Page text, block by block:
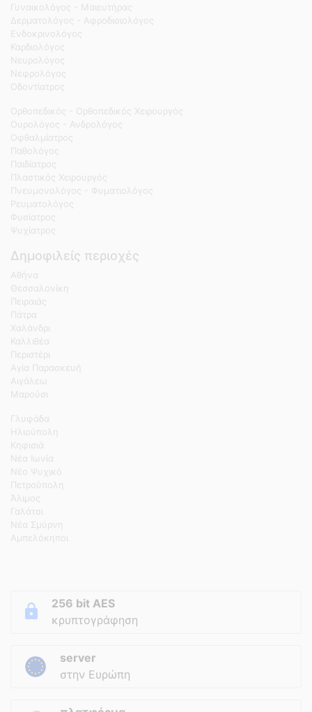
Γυναικολόγος - Μαιευτήρας
Δερματολόγος - Αφροδισιολόγος
Ενδοκρινολόγος
Καρδιολόγος
Νευρολόγος
Νεφρολόγος
Οδοντίατρος
Ορθοπεδικός - Ορθοπεδικός Χειρουργός
Ουρολόγος - Ανδρολόγος
Οφθαλμίατρος
Παθολόγος
Παιδίατρος
Πλαστικός Χειρουργός
Πνευμονολόγος - Φυματιολόγος
Ρευματολόγος
Φυσίατρος
Ψυχίατρος
Δημοφιλείς περιοχές
Αθήνα
Θεσσαλονίκη
Πειραιάς
Πάτρα
Χαλάνδρι
Καλλιθέα
Περιστέρι
Αγία Παρασκευή
Αιγάλεω
Μαρούσι
Γλυφάδα
Ηλιούπολη
Κηφισιά
Νέα Ιωνία
Νέο Ψυχικό
Πετρούπολη
Άλιμος
Γαλάτσι
Νέα Σμύρνη
Αμπελόκηποι
256 bit AES
κρυπτογράφηση
server
στην Ευρώπη